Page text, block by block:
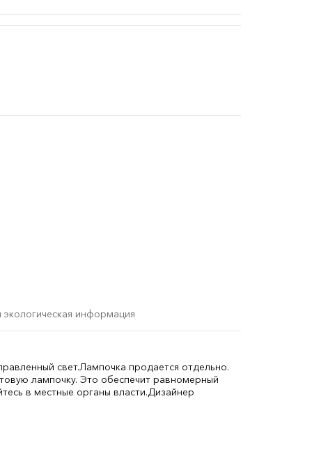
экологическая информация
свет.Лампочка продается отдельно.
лампочку. Это обеспечит равномерный
в местные органы власти.Дизайнер